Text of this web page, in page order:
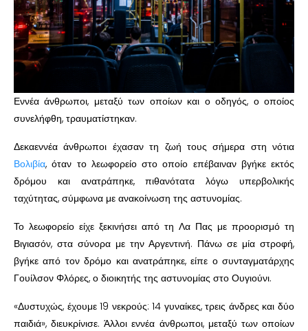
Εννέα άνθρωποι, μεταξύ των οποίων και ο οδηγός, ο οποίος
συνελήφθη, τραυματίστηκαν.
Δεκαεννέα άνθρωποι έχασαν τη ζωή τους σήμερα στη νότια
Βολιβία, όταν το λεωφορείο στο οποίο επέβαιναν βγήκε εκτός
δρόμου και ανατράπηκε, πιθανότατα λόγω υπερβολικής
ταχύτητας, σύμφωνα με ανακοίνωση της αστυνομίας.
Το λεωφορείο είχε ξεκινήσει από τη Λα Πας με προορισμό τη
Βιγιασόν, στα σύνορα με την Αργεντινή. Πάνω σε μία στροφή,
βγήκε από τον δρόμο και ανατράπηκε, είπε ο συνταγματάρχης
Γουίλσον Φλόρες, ο διοικητής της αστυνομίας στο Ουγιούνι.
«Δυστυχώς, έχουμε 19 νεκρούς: 14 γυναίκες, τρεις άνδρες και δύο
παιδιά», διευκρίνισε. Άλλοι εννέα άνθρωποι, μεταξύ των οποίων